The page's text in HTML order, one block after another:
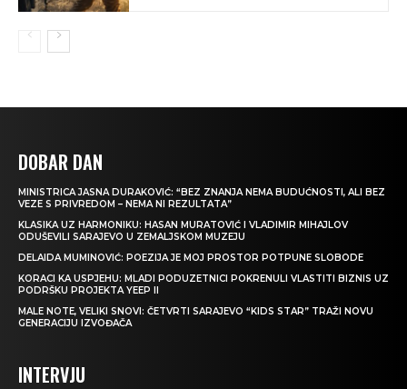
DOBAR DAN
MINISTRICA JASNA DURAKOVIĆ: “BEZ ZNANJA NEMA BUDUĆNOSTI, ALI BEZ
VEZE S PRIVREDOM – NEMA NI REZULTATA”
KLASIKA UZ HARMONIKU: HASAN MURATOVIĆ I VLADIMIR MIHAJLOV
ODUŠEVILI SARAJEVO U ZEMALJSKOM MUZEJU
DELAIDA MUMINOVIĆ: POEZIJA JE MOJ PROSTOR POTPUNE SLOBODE
KORACI KA USPJEHU: MLADI PODUZETNICI POKRENULI VLASTITI BIZNIS UZ
PODRŠKU PROJEKTA YEEP II
MALE NOTE, VELIKI SNOVI: ČETVRTI SARAJEVO “KIDS STAR” TRAŽI NOVU
GENERACIJU IZVOĐAČA
INTERVJU